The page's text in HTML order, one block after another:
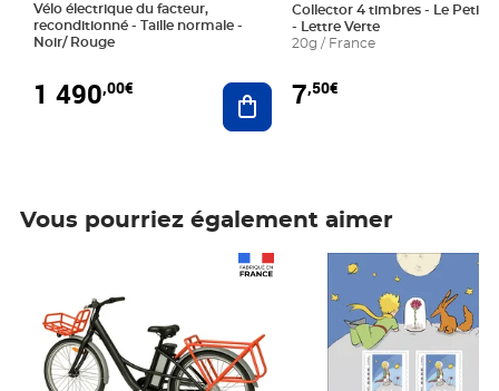
Vélo électrique du facteur,
reconditionné - Taille normale -
Noir/ Rouge
1 490,00€ Ajouter au panier
Collector 4 timbres - Le Petit
- Lettre Verte
20g / France
7,50€
Vous pourriez également aimer
Prix 7,50€